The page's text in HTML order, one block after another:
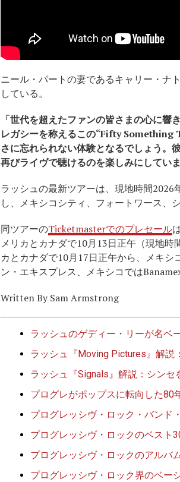
ニール・パートの妻であるキャリー・ナ
している。
「世代を超えたファンの皆さまの心に
レガシーを称えるこの“Fifty Something
さに忘れられない体験となるでしょう。
再びライヴで聴けるのを楽しみにしていま
ラッシュの最新ツアーは、現地時間
し、メキシコシティ、フォートワース、
同ツアーのTicketmasterでのプレセール
メリカとカナダで10月13日正午（現地
カとカナダで10月17日正午から、メキ
ン・エキスプレス、メキシコでは
Written By Sam Armstrong
ラッシュのゲディー・リーが名ベ
ラッシュ『Moving Pictures』解説
ラッシュ『Signals』解説：シン
プログレがポップスに転向した80
プログレッシヴ・ロック・バンド
プログレッシヴ・ロックのベスト
プログレッシヴ・ロックのアルバ
プログレッシヴ・ロック界のベー